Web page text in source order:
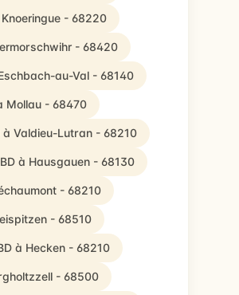
- 68220
- 68420
au-Val - 68140
Mollau - 68470
Valdieu-Lutran - 68210
à Hausgauen - 68130
- 68210
- 68510
à Hecken - 68210
- 68500